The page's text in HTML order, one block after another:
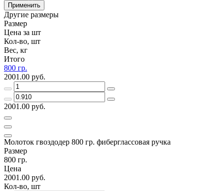
Применить
Другие размеры
Размер
Цена за шт
Кол-во, шт
Вес, кг
Итого
800 гр.
2001.00 руб.
2001.00 руб.
Молоток гвоздодер 800 гр. фиберглассовая ручка
Размер
800 гр.
Цена
2001.00 руб.
Кол-во, шт